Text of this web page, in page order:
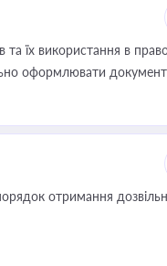
їх використання в
оформлювати
отримання